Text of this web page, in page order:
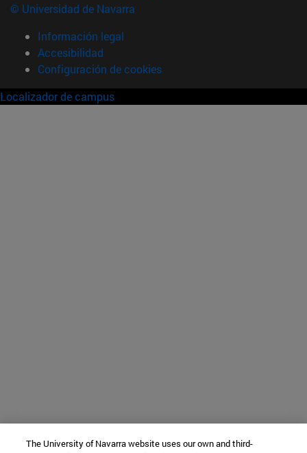
© Universidad de Navarra
Información legal
Accesibilidad
Configuración de cookies
Localizador de campus
The University of Navarra website uses our own and third-